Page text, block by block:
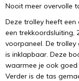
Nooit meer overvolle
Deze trolley heeft
een trekkoordsluiting,
voorpaneel. De
is inklapbaar. Deze
waarmee je ook goed
Verder is de tas